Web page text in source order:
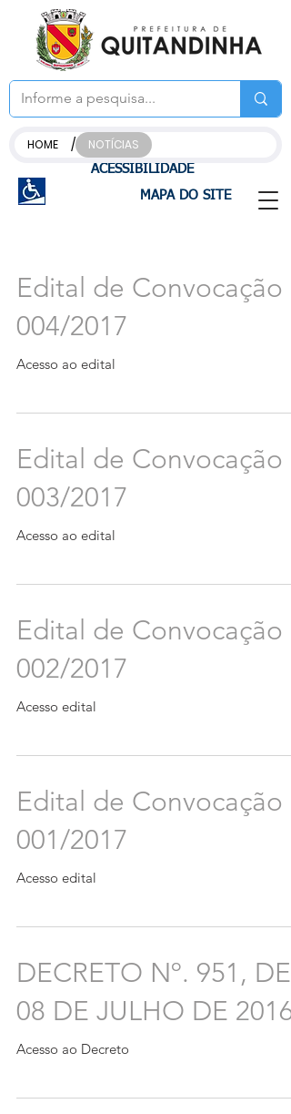
ACESSIBILIDADE
MAPA DO SITE
HOME / NOTÍCIAS
Edital de Convocação
004/2017
Acesso ao edital
Edital de Convocação
003/2017
Acesso ao edital
Edital de Convocação
002/2017
Acesso edital
Edital de Convocação
001/2017
Acesso edital
DECRETO Nº. 951, DE
08 DE JULHO DE 2016.
Acesso ao Decreto